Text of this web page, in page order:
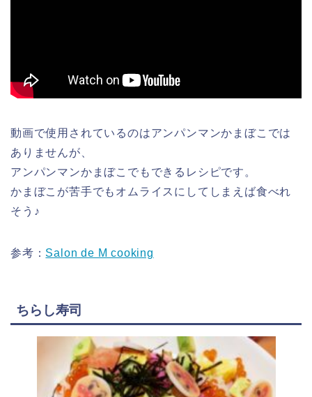
動画で使用されているのはアンパンマンかまぼこでは
ありませんが、
アンパンマンかまぼこでもできるレシピです。
かまぼこが苦手でもオムライスにしてしまえば食べれ
そう♪
参考： Salon de M cooking
ちらし寿司